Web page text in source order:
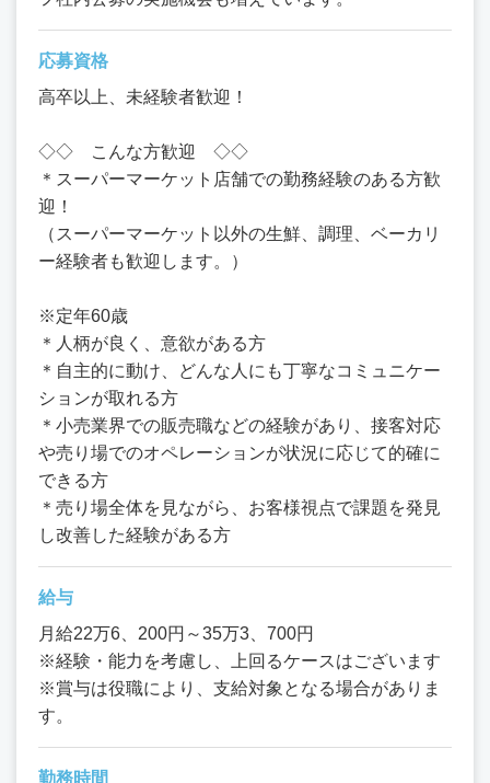
応募資格
高卒以上、未経験者歓迎！
◇◇ こんな方歓迎 ◇◇
＊スーパーマーケット店舗での勤務経験のある方歓
迎！
（スーパーマーケット以外の生鮮、調理、ベーカリ
ー経験者も歓迎します。）
※定年60歳
＊人柄が良く、意欲がある方
＊自主的に動け、どんな人にも丁寧なコミュニケー
ションが取れる方
＊小売業界での販売職などの経験があり、接客対応
や売り場でのオペレーションが状況に応じて的確に
できる方
＊売り場全体を見ながら、お客様視点で課題を発見
し改善した経験がある方
給与
月給22万6、200円～35万3、700円
※経験・能力を考慮し、上回るケースはございます
※賞与は役職により、支給対象となる場合がありま
す。
勤務時間